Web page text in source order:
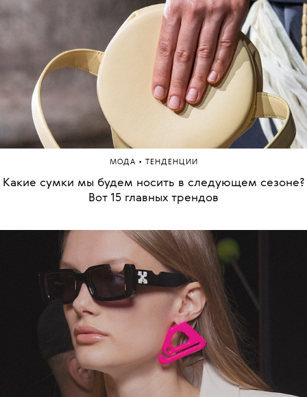
МОДА • ТЕНДЕНЦИИ
Какие сумки мы будем носить в следующем сезоне?
Вот 15 главных трендов